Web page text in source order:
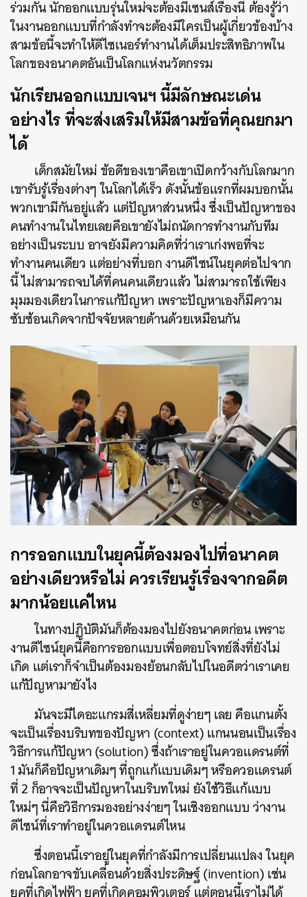
ร่วมกัน นักออกแบบรุ่นใหม่จะต้องมีเซนส์เรื่องนี้ ต้องรู้ว่า
ในงานออกแบบที่กำลังทำจะต้องมีใครเป็นผู้เกี่ยวข้องบ้าง
สามข้อนี้จะทำให้ดีไซเนอร์ทำงานได้เต็มประสิทธิภาพใน
โลกของอนาคตอันเป็นโลกแห่งนวัตกรรม
นักเรียนออกแบบเจนฯ นี้มีลักษณะเด่น
อย่างไร ที่จะส่งเสริมให้มีสามข้อที่คุณยกมา
ได้
เด็กสมัยใหม่ ข้อดีของเขาคือเขาเปิดกว้างกับโลกมาก
เขารับรู้เรื่องต่างๆ ในโลกได้เร็ว ดังนั้นข้อแรกที่ผมบอกนั้น
พวกเขามีกันอยู่แล้ว แต่ปัญหาส่วนหนึ่ง ซึ่งเป็นปัญหาของ
คนทำงานในไทยเลยคือเขายังไม่ถนัดการทำงานกับทีม
อย่างเป็นระบบ อาจยังมีความคิดที่ว่าเราเก่งพอที่จะ
ทำงานคนเดียว แต่อย่างที่บอก งานดีไซน์ในยุคต่อไปจาก
นี้ ไม่สามารถจบได้ที่คนคนเดียวแล้ว ไม่สามารถใช้เพียง
มุมมองเดียวในการแก้ปัญหา เพราะปัญหาเองก็มีความ
ซับซ้อนเกิดจากปัจจัยหลายด้านด้วยเหมือนกัน
การออกแบบในยุคนี้ต้องมองไปที่อนาคต
อย่างเดียวหรือไม่ ควรเรียนรู้เรื่องจากอดีต
มากน้อยแค่ไหน
ในทางปฏิบัติมันก็ต้องมองไปยังอนาคตก่อน เพราะ
งานดีไซน์ยุคนี้คือการออกแบบเพื่อตอบโจทย์สิ่งที่ยังไม่
เกิด แต่เราก็จำเป็นต้องมองย้อนกลับไปในอดีตว่าเราเคย
แก้ปัญหามายังไง
มันจะมีไดอะแกรมสี่เหลี่ยมที่ดูง่ายๆ เลย คือแกนตั้ง
จะเป็นเรื่องบริบทของปัญหา (context) แกนนอนเป็นเรื่อง
วิธีการแก้ปัญหา (solution) ซึ่งถ้าเราอยู่ในควอแดรนต์ที่
1 มันก็คือปัญหาเดิมๆ ที่ถูกแก้แบบเดิมๆ หรือควอแดรนต์
ที่ 2 ก็อาจจะเป็นปัญหาในบริบทใหม่ ยังใช้วิธีแก้แบบ
ใหม่ๆ นี่คือวิธีการมองอย่างง่ายๆ ในเชิงออกแบบ ว่างาน
ดีไซน์ที่เราทำอยู่ในควอแดรนต์ไหน
ซึ่งตอนนี้เราอยู่ในยุคที่กำลังมีการเปลี่ยนแปลง ในยุค
ก่อนโลกอาจขับเคลื่อนด้วยสิ่งประดิษฐ์ (invention) เช่น
ยุคที่เกิดไฟฟ้า ยุคที่เกิดคอมพิวเตอร์ แต่ตอนนี้เราไม่ได้